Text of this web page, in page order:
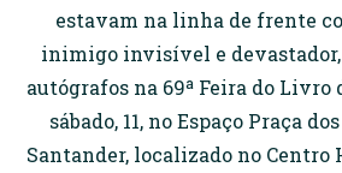
estavam na linha de frente
inimigo invisível e devastador,
autógrafos na 69ª Feira do Livro
sábado, 11, no Espaço Praça
Santander, localizado no Centro